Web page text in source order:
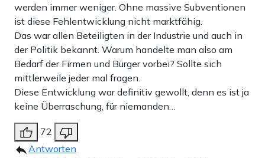
werden immer weniger. Ohne massive Subventionen
ist diese Fehlentwicklung nicht marktfähig.
Das war allen Beteiligten in der Industrie und auch in
der Politik bekannt. Warum handelte man also am
Bedarf der Firmen und Bürger vorbei? Sollte sich
mittlerweile jeder mal fragen.
Diese Entwicklung war definitiv gewollt, denn es ist ja
keine Überraschung, für niemanden…
72
Antworten